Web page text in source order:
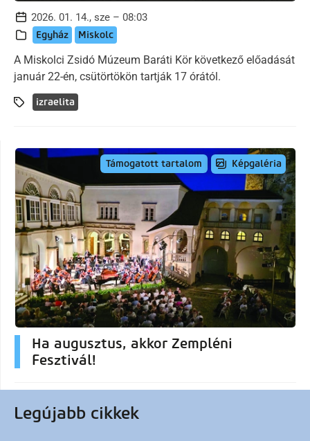
2026. 01. 14., sze – 08:03
Egyház Miskolc
A Miskolci Zsidó Múzeum Baráti Kör következő előadását
január 22-én, csütörtökön tartják 17 órától.
izraelita
Támogatott tartalom Képgaléria
Ha augusztus, akkor Zempléni
Fesztivál!
Legújabb cikkek